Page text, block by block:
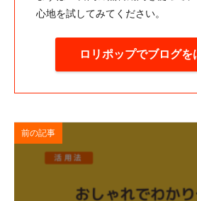
心地を試してみてください。
ロリポップでブログを
前の記事